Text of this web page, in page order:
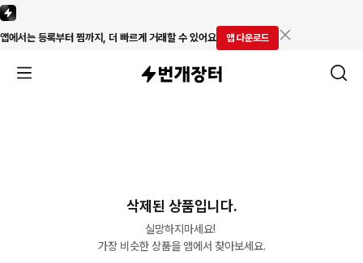
앱에서는 등록부터 찜까지, 더 빠르게 거래할 수 있어요 앱 다운로드
삭제된 상품입니다.
실망하지마세요!
가장 비슷한 상품을 앱에서 찾아보세요.